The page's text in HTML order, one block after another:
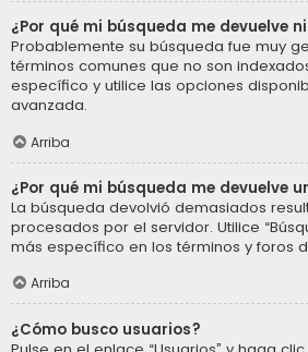
¿Por qué mi búsqueda me devuelve
Probablemente su búsqueda fue muy
términos comunes que no son
específico y utilice las opciones
avanzada.
Arriba
¿Por qué mi búsqueda me devuelve
La búsqueda devolvió demasiados
procesados por el servidor. Utilice
más específico en los términos y foros
Arriba
¿Cómo busco usuarios?